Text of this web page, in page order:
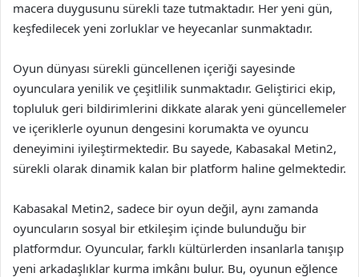
macera duygusunu sürekli taze tutmaktadır. Her yeni gün,
keşfedilecek yeni zorluklar ve heyecanlar sunmaktadır.
Oyun dünyası sürekli güncellenen içeriği sayesinde
oyunculara yenilik ve çeşitlilik sunmaktadır. Geliştirici ekip,
topluluk geri bildirimlerini dikkate alarak yeni güncellemeler
ve içeriklerle oyunun dengesini korumakta ve oyuncu
deneyimini iyileştirmektedir. Bu sayede, Kabasakal Metin2,
sürekli olarak dinamik kalan bir platform haline gelmektedir.
Kabasakal Metin2, sadece bir oyun değil, aynı zamanda
oyuncuların sosyal bir etkileşim içinde bulunduğu bir
platformdur. Oyuncular, farklı kültürlerden insanlarla tanışıp
yeni arkadaşlıklar kurma imkânı bulur. Bu, oyunun eğlence